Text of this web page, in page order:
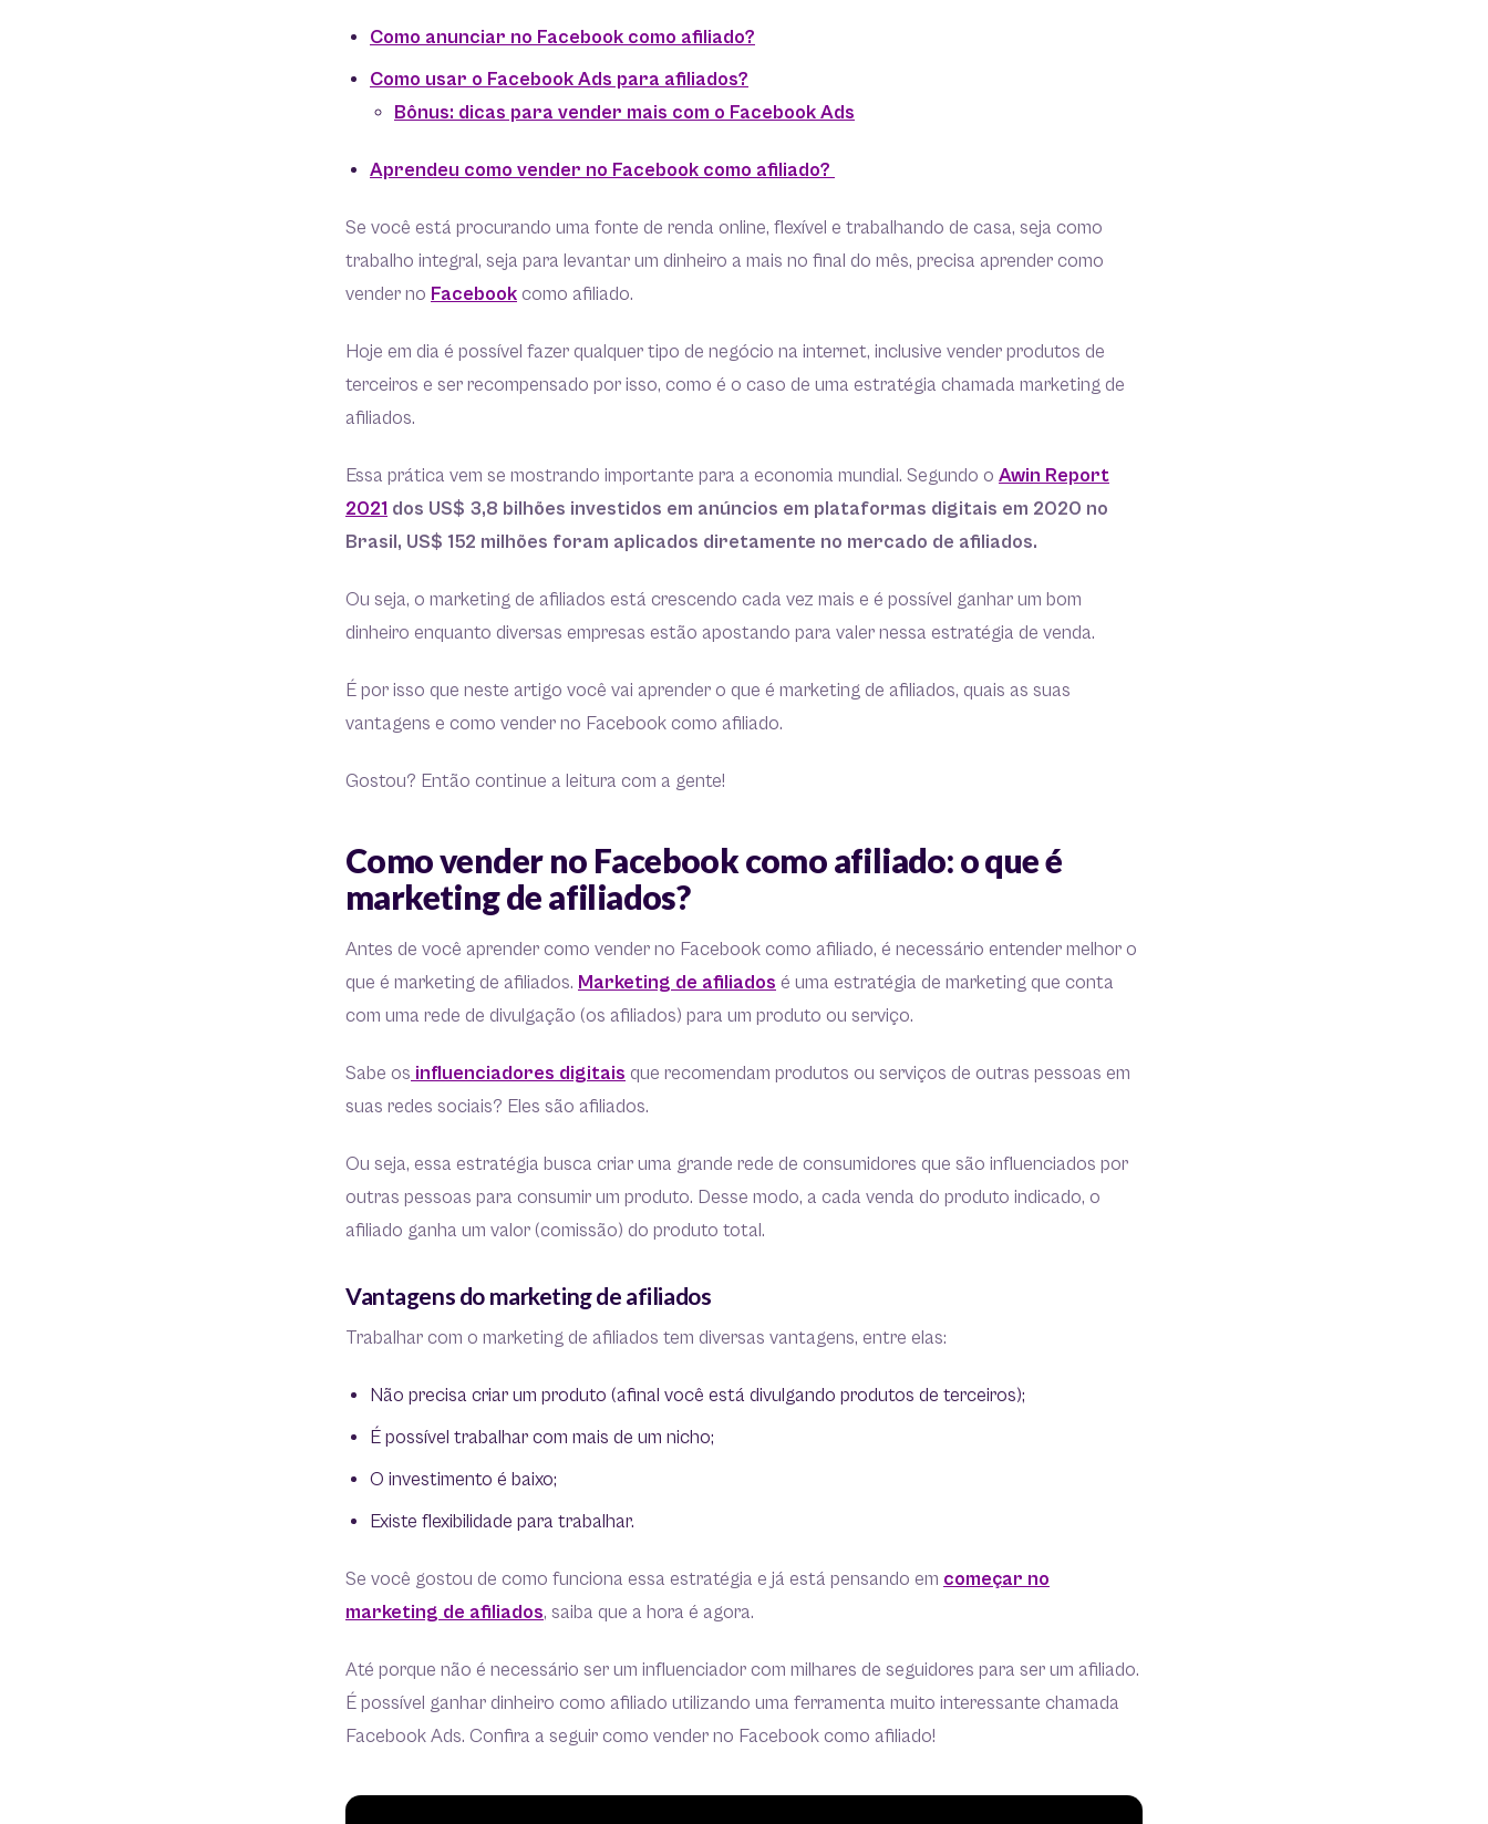
Como anunciar no Facebook como afiliado?
Como usar o Facebook Ads para afiliados?
Bônus: dicas para vender mais com o Facebook Ads
Aprendeu como vender no Facebook como afiliado?
Se você está procurando uma fonte de renda online, flexível e trabalhando de casa, seja como
trabalho integral, seja para levantar um dinheiro a mais no final do mês, precisa aprender como
vender no Facebook como afiliado.
Hoje em dia é possível fazer qualquer tipo de negócio na internet, inclusive vender produtos de
terceiros e ser recompensado por isso, como é o caso de uma estratégia chamada marketing de
afiliados.
Essa prática vem se mostrando importante para a economia mundial. Segundo o Awin Report
2021 dos US$ 3,8 bilhões investidos em anúncios em plataformas digitais em 2020 no
Brasil, US$ 152 milhões foram aplicados diretamente no mercado de afiliados.
Ou seja, o marketing de afiliados está crescendo cada vez mais e é possível ganhar um bom
dinheiro enquanto diversas empresas estão apostando para valer nessa estratégia de venda.
É por isso que neste artigo você vai aprender o que é marketing de afiliados, quais as suas
vantagens e como vender no Facebook como afiliado.
Gostou? Então continue a leitura com a gente!
Como vender no Facebook como afiliado: o que é
marketing de afiliados?
Antes de você aprender como vender no Facebook como afiliado, é necessário entender melhor o
que é marketing de afiliados. Marketing de afiliados é uma estratégia de marketing que conta
com uma rede de divulgação (os afiliados) para um produto ou serviço.
Sabe os influenciadores digitais que recomendam produtos ou serviços de outras pessoas em
suas redes sociais? Eles são afiliados.
Ou seja, essa estratégia busca criar uma grande rede de consumidores que são influenciados por
outras pessoas para consumir um produto. Desse modo, a cada venda do produto indicado, o
afiliado ganha um valor (comissão) do produto total.
Vantagens do marketing de afiliados
Trabalhar com o marketing de afiliados tem diversas vantagens, entre elas:
Não precisa criar um produto (afinal você está divulgando produtos de terceiros);
É possível trabalhar com mais de um nicho;
O investimento é baixo;
Existe flexibilidade para trabalhar.
Se você gostou de como funciona essa estratégia e já está pensando em começar no
marketing de afiliados, saiba que a hora é agora.
Até porque não é necessário ser um influenciador com milhares de seguidores para ser um afiliado.
É possível ganhar dinheiro como afiliado utilizando uma ferramenta muito interessante chamada
Facebook Ads. Confira a seguir como vender no Facebook como afiliado!